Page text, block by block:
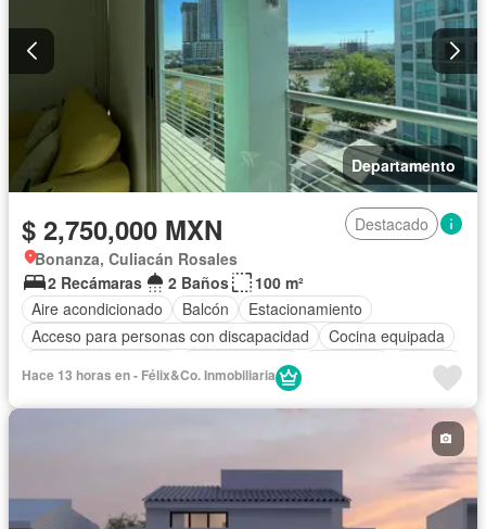
Departamento
$ 2,750,000 MXN
Destacado
Bonanza, Culiacán Rosales
2 Recámaras
2 Baños
100 m²
Aire acondicionado
Balcón
Estacionamiento
Acceso para personas con discapacidad
Cocina equipada
Cocina integral
Terraza
Hace 13 horas en - Félix&Co. Inmobiliaria